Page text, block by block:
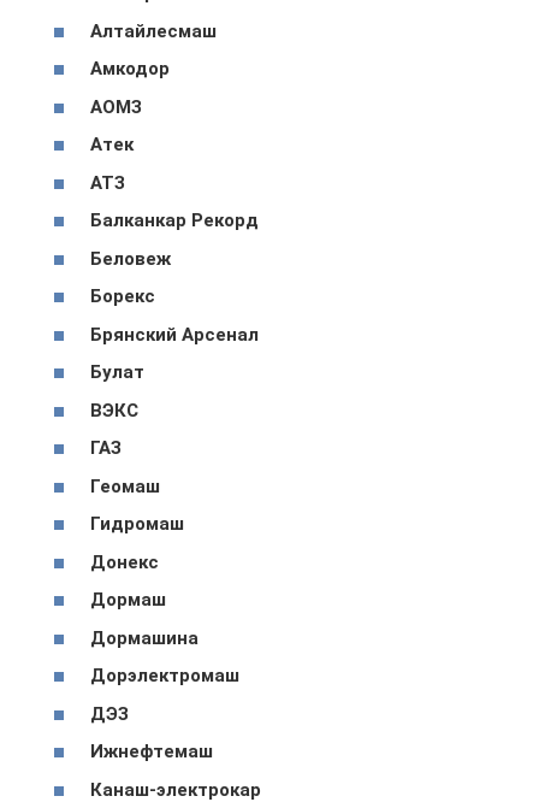
Алтайлесмаш
Амкодор
АОМЗ
Атек
АТЗ
Балканкар Рекорд
Беловеж
Борекс
Брянский Арсенал
Булат
ВЭКС
ГАЗ
Геомаш
Гидромаш
Донекс
Дормаш
Дормашина
Дорэлектромаш
ДЭЗ
Ижнефтемаш
Канаш-электрокар